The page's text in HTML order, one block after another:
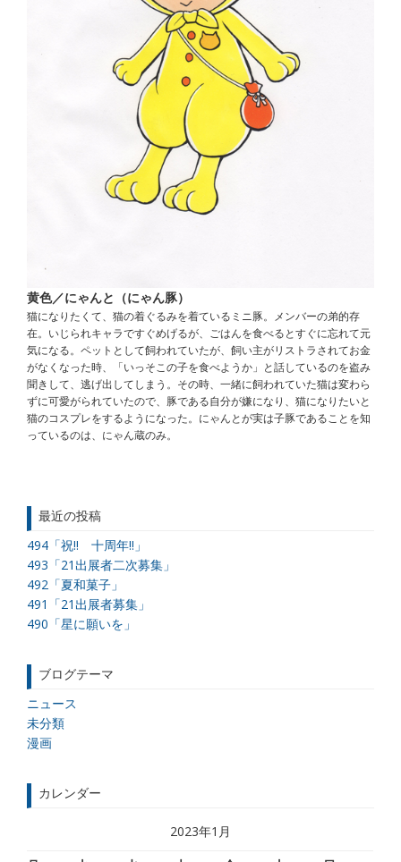
黄色／にゃんと（にゃん豚）
猫になりたくて、猫の着ぐるみを着ているミニ豚。メンバーの弟的存
在。いじられキャラですぐめげるが、ごはんを食べるとすぐに忘れて元
気になる。ペットとして飼われていたが、飼い主がリストラされてお金
がなくなった時、「いっそこの子を食べようか」と話しているのを盗み
聞きして、逃げ出してしまう。その時、一緒に飼われていた猫は変わら
ずに可愛がられていたので、豚である自分が嫌になり、猫になりたいと
猫のコスプレをするようになった。にゃんとが実は子豚であることを知
っているのは、にゃん蔵のみ。
最近の投稿
494「祝!! 十周年!!」
493「21出展者二次募集」
492「夏和菓子」
491「21出展者募集」
490「星に願いを」
ブログテーマ
ニュース
未分類
漫画
カレンダー
2023年1月